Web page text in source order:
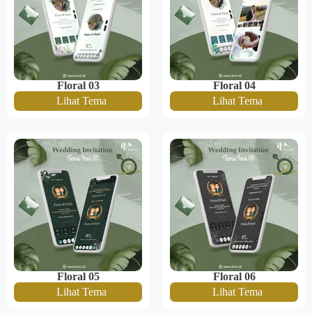
Floral 03
Lihat Tema
Floral 04
Lihat Tema
Floral 05
Lihat Tema
Floral 06
Lihat Tema